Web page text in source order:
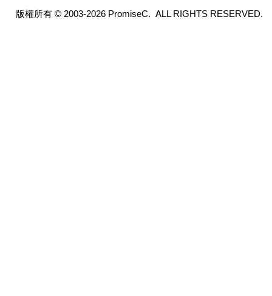
版權所有 © 2003-2026 PromiseC. ALL RIGHTS RESERVED.